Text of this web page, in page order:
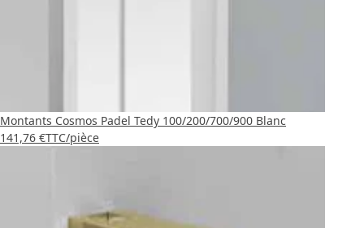
Montants Cosmos Padel Tedy 100/200/700/900 Blanc
141,76 €TTC/pièce